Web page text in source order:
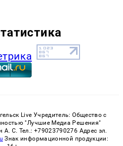
Live Учредитель: Общество с
"Лучшие Медиа Решения"
А. С. Тел.: +79023790276 Адрес эл.
Знак информационной продукции: